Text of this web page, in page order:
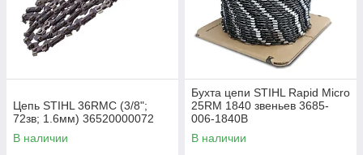
Цепь STIHL 36RMC (3/8";
72зв; 1.6мм) 36520000072
В наличии
Бухта цепи STIHL Rapid Micro
25RM 1840 звеньев 3685-
006-1840B
В наличии